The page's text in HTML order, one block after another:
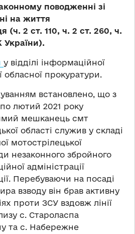
поводженні зі
на життя
(ч. 2 ст. 110, ч. 2 ст. 260, ч.
України).
у відділі інформаційної
обласної прокуратури.
встановлено, що з
лютий 2021 року
мешканець смт
області служив у складі
мотострілецької
незаконного збройного
адміністрації
Перебуваючи на посаді
взводу він брав активну
проти ЗСУ вздовж лінії
с. Староласпа
та с. Набережне